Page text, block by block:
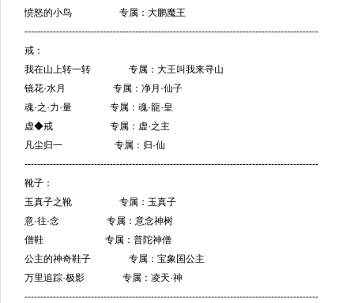
愤怒的小鸟 专属：大鹏魔王
---------------------------------------------------------------------------------------------
戒：
我在山上转一转 专属：大王叫我来寻山
镜花·水月 专属：净月·仙子
魂·之·力·量 专属：魂·龍·皇
虚◆戒 专属：虚·之主
凡尘归一 专属：归·仙
---------------------------------------------------------------------------------------------
靴子：
玉真子之靴 专属：玉真子
意·往·念 专属：意念神树
僧鞋 专属：普陀神僧
公主的神奇鞋子 专属：宝象国公主
万里追踪·极影 专属：凌天·神
---------------------------------------------------------------------------------------------